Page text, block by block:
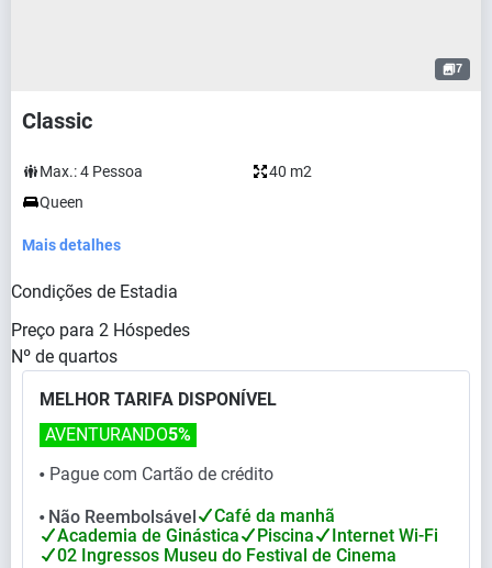
7
Classic
Max.:4 Pessoa
40 m2
Queen
Mais detalhes
Condições de Estadia
Preço para 2 Hóspedes
Nº de quartos
MELHOR TARIFA DISPONÍVEL
⬤ Pague com Cartão de crédito
AVENTURANDO5%
⬤ Não Reembolsável
Café da manhã
Academia de Ginástica
Piscina
Internet Wi-Fi
02 Ingressos Museu do Festival de Cinema